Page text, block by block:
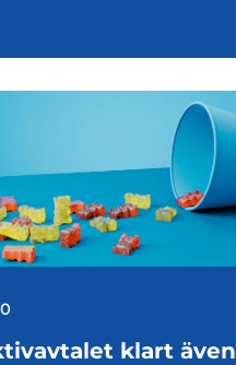
klart även